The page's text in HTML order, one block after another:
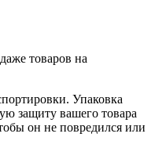
товаров на
Упаковка
защиту вашего товара
он не повредился или